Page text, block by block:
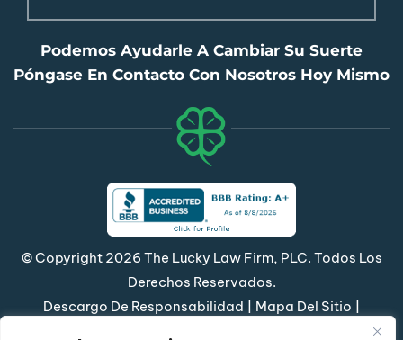
Podemos Ayudarle A Cambiar Su Suerte
Póngase En Contacto Con Nosotros Hoy Mismo
© Copyright 2026 The Lucky Law Firm, PLC. Todos Los
Derechos Reservados.
Descargo De Responsabilidad | Mapa Del Sitio |